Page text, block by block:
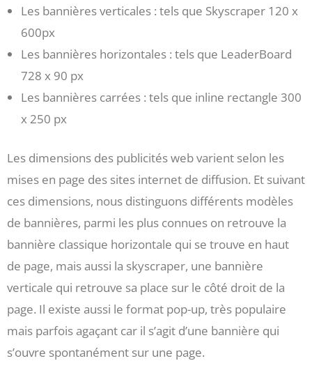
Les bannières verticales : tels que Skyscraper 120 x
600px
Les bannières horizontales : tels que LeaderBoard
728 x 90 px
Les bannières carrées : tels que inline rectangle 300
x 250 px
Les dimensions des publicités web varient selon les
mises en page des sites internet de diffusion. Et suivant
ces dimensions, nous distinguons différents modèles
de bannières, parmi les plus connues on retrouve la
bannière classique horizontale qui se trouve en haut
de page, mais aussi la skyscraper, une bannière
verticale qui retrouve sa place sur le côté droit de la
page. Il existe aussi le format pop-up, très populaire
mais parfois agaçant car il s’agit d’une bannière qui
s’ouvre spontanément sur une page.